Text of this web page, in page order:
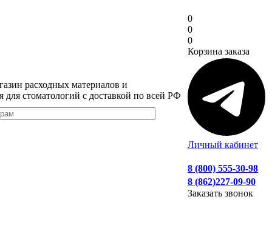
расходных материалов и
для стоматологий с доставкой по всей РФ
0
0
0
Корзина заказа
Личный кабинет
8 (800) 555-30-98
8 (862)227-09-90
Заказать звонок